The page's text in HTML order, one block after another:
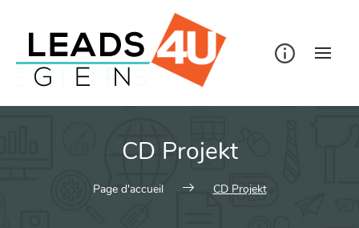
CD Projekt
Page d'accueil CD Projekt